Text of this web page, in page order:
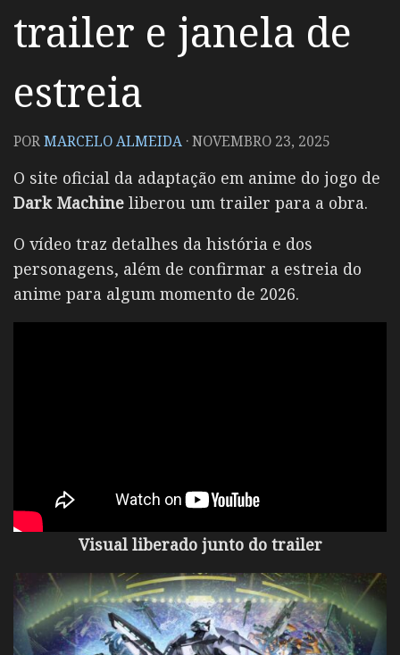
trailer e janela de
estreia
PORMARCELO ALMEIDA ·NOVEMBRO 23, 2025
O site oficial da adaptação em anime do jogo de
Dark Machine liberou um trailer para a obra.
O vídeo traz detalhes da história e dos
personagens, além de confirmar a estreia do
anime para algum momento de 2026.
Visual liberado junto do trailer